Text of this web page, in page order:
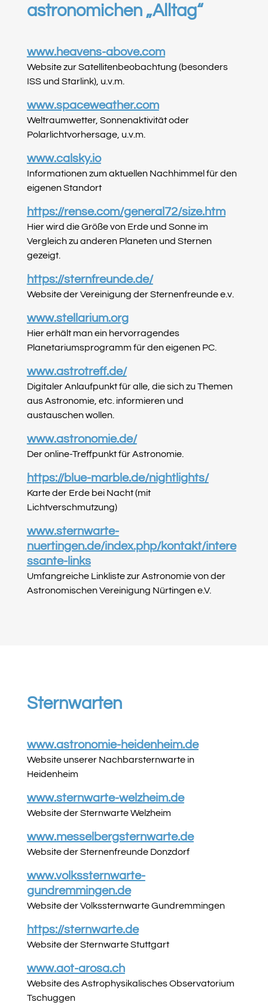
astronomichen „Alltag“
www.heavens-above.com
Website zur Satellitenbeobachtung (besonders
ISS und Starlink), u.v.m.
www.spaceweather.com
Weltraumwetter, Sonnenaktivität oder
Polarlichtvorhersage, u.v.m.
www.calsky.io
Informationen zum aktuellen Nachhimmel für den
eigenen Standort
https://rense.com/general72/size.htm
Hier wird die Größe von Erde und Sonne im
Vergleich zu anderen Planeten und Sternen
gezeigt.
https://sternfreunde.de/
Website der Vereinigung der Sternenfreunde e.v.
www.stellarium.org
Hier erhält man ein hervorragendes
Planetariumsprogramm für den eigenen PC.
www.astrotreff.de/
Digitaler Anlaufpunkt für alle, die sich zu Themen
aus Astronomie, etc. informieren und
austauschen wollen.
www.astronomie.de/
Der online-Treffpunkt für Astronomie.
https://blue-marble.de/nightlights/
Karte der Erde bei Nacht (mit
Lichtverschmutzung)
www.sternwarte-
nuertingen.de/index.php/kontakt/intere
ssante-links
Umfangreiche Linkliste zur Astronomie von der
Astronomischen Vereinigung Nürtingen e.V.
Sternwarten
www.astronomie-heidenheim.de
Website unserer Nachbarsternwarte in
Heidenheim
www.sternwarte-welzheim.de
Website der Sternwarte Welzheim
www.messelbergsternwarte.de
Website der Sternenfreunde Donzdorf
www.volkssternwarte-
gundremmingen.de
Website der Volkssternwarte Gundremmingen
https://sternwarte.de
Website der Sternwarte Stuttgart
www.aot-arosa.ch
Website des Astrophysikalisches Observatorium
Tschuggen